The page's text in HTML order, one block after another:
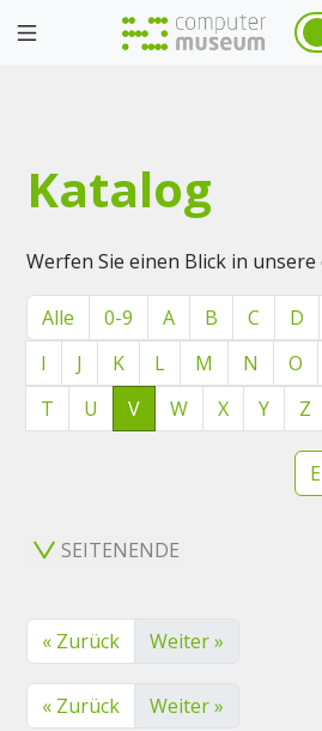
Katalog
Werfen Sie einen Blick in
Alle 0-9 A B C D
I
J K L M N O
T
U V W X Y Z
SEITENENDE
« Zurück Weiter »
« Zurück Weiter »